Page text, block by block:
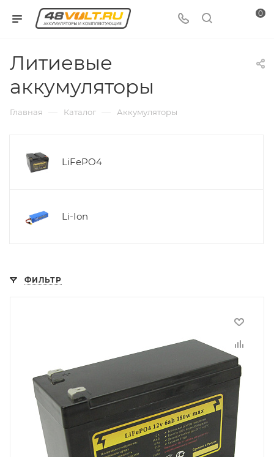
0
Литиевые
аккумуляторы
Главная — Каталог — Аккумуляторы
LiFePO4
Li-Ion
ФИЛЬТР